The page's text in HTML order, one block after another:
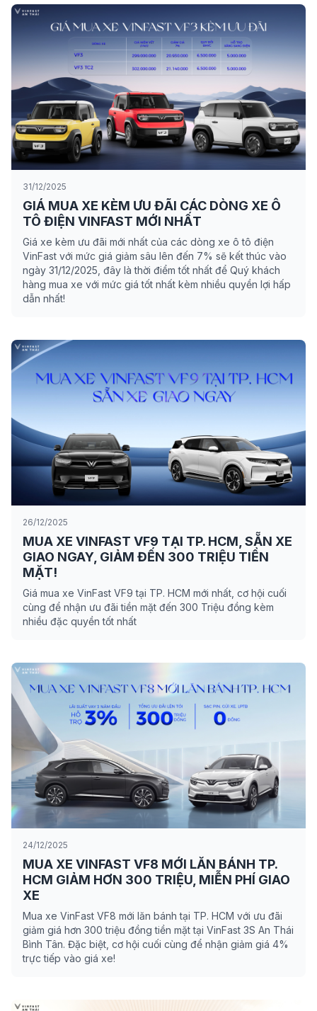
31/12/2025
GIÁ MUA XE KÈM ƯU ĐÃI CÁC DÒNG XE Ô
TÔ ĐIỆN VINFAST MỚI NHẤT
Giá xe kèm ưu đãi mới nhất của các dòng xe ô tô điện
VinFast với mức giá giảm sâu lên đến 7% sẽ kết thúc vào
ngày 31/12/2025, đây là thời điểm tốt nhất để Quý khách
hàng mua xe với mức giá tốt nhất kèm nhiều quyền lợi hấp
dẫn nhất!
26/12/2025
MUA XE VINFAST VF9 TẠI TP. HCM, SẴN XE
GIAO NGAY, GIẢM ĐẾN 300 TRIỆU TIỀN
MẶT!
Giá mua xe VinFast VF9 tại TP. HCM mới nhất, cơ hội cuối
cùng để nhận ưu đãi tiền mặt đến 300 Triệu đồng kèm
nhiều đặc quyền tốt nhất
24/12/2025
MUA XE VINFAST VF8 MỚI LĂN BÁNH TP.
HCM GIẢM HƠN 300 TRIỆU, MIỄN PHÍ GIAO
XE
Mua xe VinFast VF8 mới lăn bánh tại TP. HCM với ưu đãi
giảm giá hơn 300 triệu đồng tiền mặt tại VinFast 3S An Thái
Bình Tân. Đặc biệt, cơ hội cuối cùng để nhận giảm giá 4%
trực tiếp vào giá xe!